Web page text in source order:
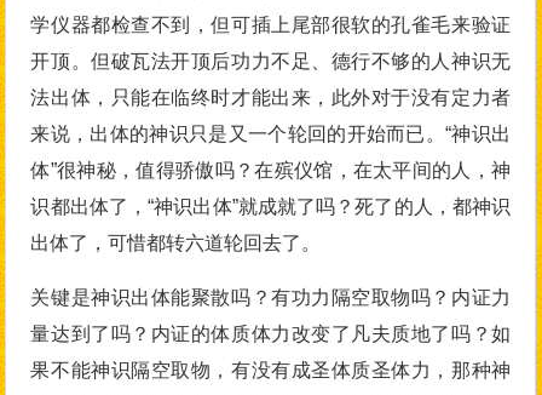
学仪器都检查不到，但可插上尾部很软的孔雀毛来验证
开顶。但破瓦法开顶后功力不足、德行不够的人神识无
法出体，只能在临终时才能出来，此外对于没有定力者
来说，出体的神识只是又一个轮回的开始而已。“神识出
体”很神秘，值得骄傲吗？在殡仪馆，在太平间的人，神
识都出体了，“神识出体”就成就了吗？死了的人，都神识
出体了，可惜都转六道轮回去了。
关键是神识出体能聚散吗？有功力隔空取物吗？内证力
量达到了吗？内证的体质体力改变了凡夫质地了吗？如
果不能神识隔空取物，有没有成圣体质圣体力，那种神